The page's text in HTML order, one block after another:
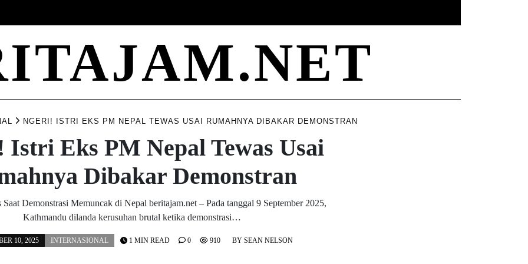
NGERI! ISTRI EKS PM NEPAL TEWAS USAI RUMAHNYA DIBAKAR DEMONSTRAN
Istri Eks PM Nepal Tewas Usai
Dibakar Demonstran
Demonstrasi Memuncak di Nepal beritajam.net – Pada tanggal 9 September 2025,
Kathmandu dilanda kerusuhan brutal ketika demonstrasi…
10, 2025 INTERNASIONAL BY SEAN NELSON
1 MIN READ 0 910